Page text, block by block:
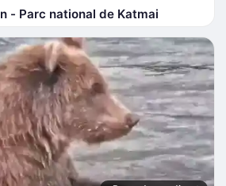
- Parc national de Katmai